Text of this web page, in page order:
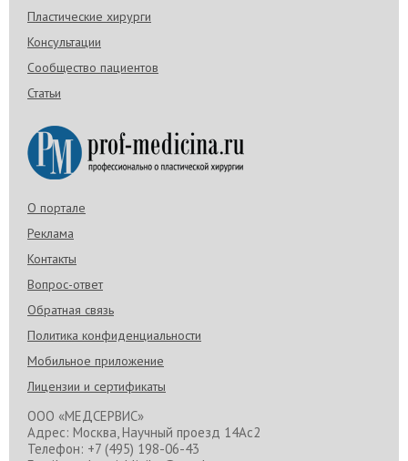
Пластические хирурги
Консультации
Сообщество пациентов
Статьи
О портале
Реклама
Контакты
Вопрос-ответ
Обратная связь
Политика конфиденциальности
Мобильное приложение
Лицензии и сертификаты
ООО «МЕДСЕРВИС»
Адрес: Москва, Научный проезд 14Ас2
Телефон: +7 (495) 198-06-43